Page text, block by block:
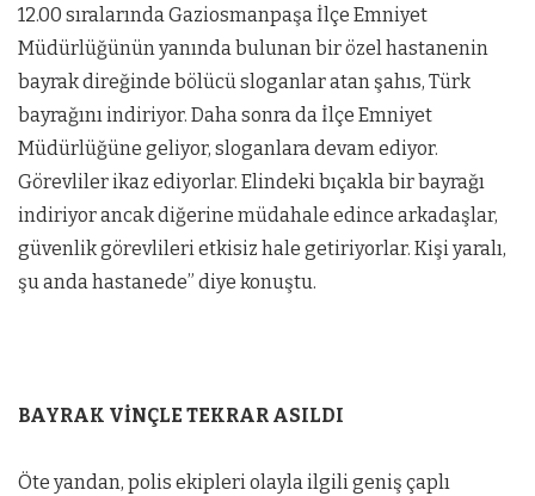
12.00 sıralarında Gaziosmanpaşa İlçe Emniyet
Müdürlüğünün yanında bulunan bir özel hastanenin
bayrak direğinde bölücü sloganlar atan şahıs, Türk
bayrağını indiriyor. Daha sonra da İlçe Emniyet
Müdürlüğüne geliyor, sloganlara devam ediyor.
Görevliler ikaz ediyorlar. Elindeki bıçakla bir bayrağı
indiriyor ancak diğerine müdahale edince arkadaşlar,
güvenlik görevlileri etkisiz hale getiriyorlar. Kişi yaralı,
şu anda hastanede” diye konuştu.
BAYRAK VİNÇLE TEKRAR ASILDI
Öte yandan, polis ekipleri olayla ilgili geniş çaplı